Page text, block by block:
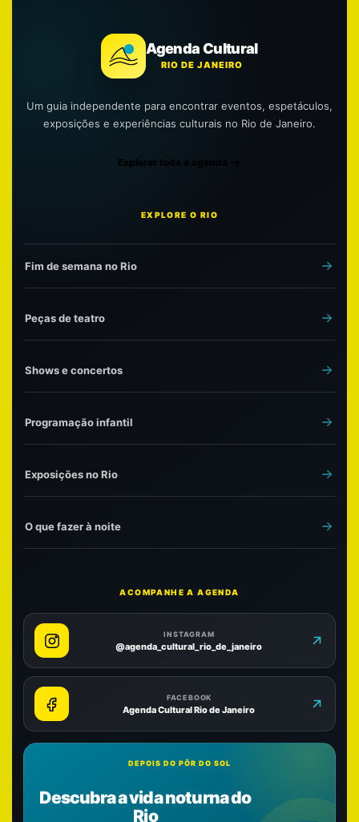
Agenda Cultural
RIO DE JANEIRO
Um guia independente para encontrar eventos, espetáculos,
exposições e experiências culturais no Rio de Janeiro.
Explorar toda a agenda
EXPLORE O RIO
Fim de semana no Rio
Peças de teatro
Shows e concertos
Programação infantil
Exposições no Rio
O que fazer à noite
ACOMPANHE A AGENDA
INSTAGRAM
@agenda_cultural_rio_de_janeiro
FACEBOOK
Agenda Cultural Rio de Janeiro
DEPOIS DO PÔR DO SOL
Descubra a vida noturna do
Rio